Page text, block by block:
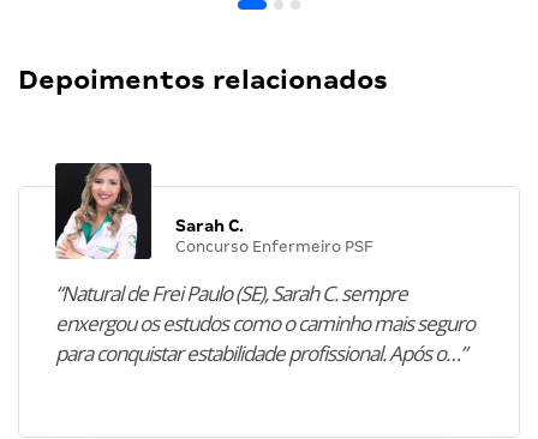
Depoimentos relacionados
Sarah C.
Concurso Enfermeiro PSF
“Natural de Frei Paulo (SE), Sarah C. sempre
enxergou os estudos como o caminho mais seguro
para conquistar estabilidade profissional. Após o…”